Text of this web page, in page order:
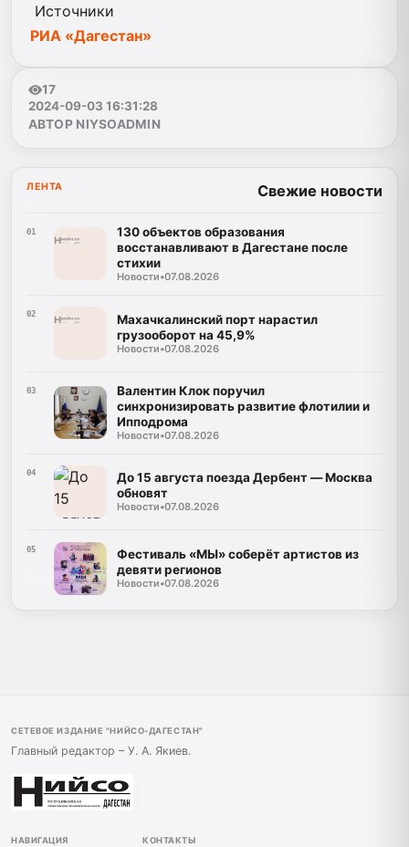
Источники
РИА «Дагестан»
17
2024-09-03 16:31:28
АВТОР NIYSOADMIN
ЛЕНТА Свежие новости
01
130 объектов образования
восстанавливают в Дагестане после
стихии
Новости•07.08.2026
02
Махачкалинский порт нарастил
грузооборот на 45,9%
Новости•07.08.2026
03
Валентин Клок поручил
синхронизировать развитие флотилии и
Ипподрома
Новости•07.08.2026
04
До 15 августа поезда Дербент — Москва
обновят
Новости•07.08.2026
05
Фестиваль «МЫ» соберёт артистов из
девяти регионов
Новости•07.08.2026
СЕТЕВОЕ ИЗДАНИЕ "НИЙСО-ДАГЕСТАН"
Главный редактор – У. А. Якиев.
НАВИГАЦИЯ КОНТАКТЫ